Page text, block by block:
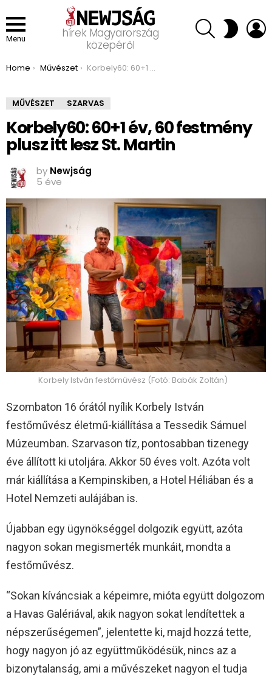
Menu
hírek Magyarország
közepéről
SEARCH SWITCH
SKIN
You are here:
Home Művészet Korbely60: 60+1 év, 60 festmény plusz itt lesz St. Martin
MŰVÉSZET SZARVAS
Korbely60: 60+1 év, 60 festmény
plusz itt lesz St. Martin
by Newjság
5 éve
Korbely István festőművész (Fotó: Babák Zoltán)
Szombaton 16 órától nyílik Korbely István
festőművész életmű-kiállítása a Tessedik Sámuel
Múzeumban. Szarvason tíz, pontosabban tizenegy
éve állított ki utoljára. Akkor 50 éves volt. Azóta volt
már kiállítása a Kempinskiben, a Hotel Héliában és a
Hotel Nemzeti aulájában is.
Újabban egy ügynökséggel dolgozik együtt, azóta
nagyon sokan megismerték munkáit, mondta a
festőművész.
“Sokan kíváncsiak a képeimre, mióta együtt dolgozom
a Havas Galériával, akik nagyon sokat lendítettek a
népszerűségemen”, jelentette ki, majd hozzá tette,
hogy nagyon jó az együttműködésük, nincs az a
bizonytalanság, ami a művészeket nagyon el tudja